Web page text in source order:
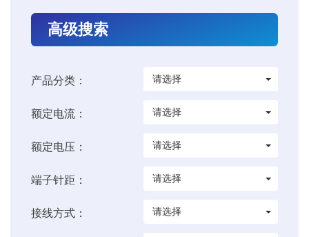
高级搜索
产品分类： 请选择
额定电流： 请选择
额定电压： 请选择
端子针距： 请选择
接线方式： 请选择